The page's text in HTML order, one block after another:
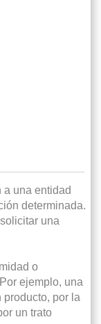
a una entidad
determinada.
una
o
ejemplo, una
por la
un trato